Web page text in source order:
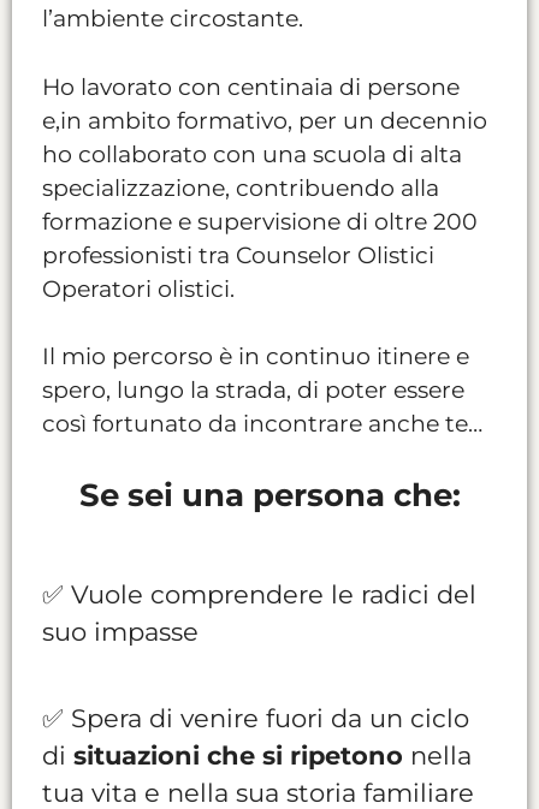
l’ambiente circostante.
Ho lavorato con centinaia di persone
e,in ambito formativo, per un decennio
ho collaborato con una scuola di alta
specializzazione, contribuendo alla
formazione e supervisione di oltre 200
professionisti tra Counselor Olistici
Operatori olistici.
Il mio percorso è in continuo itinere e
spero, lungo la strada, di poter essere
così fortunato da incontrare anche te…
Se sei una persona che:
✅ Vuole comprendere le radici del
suo impasse
✅ Spera di venire fuori da un ciclo
di situazioni che si ripetono nella
tua vita e nella sua storia familiare